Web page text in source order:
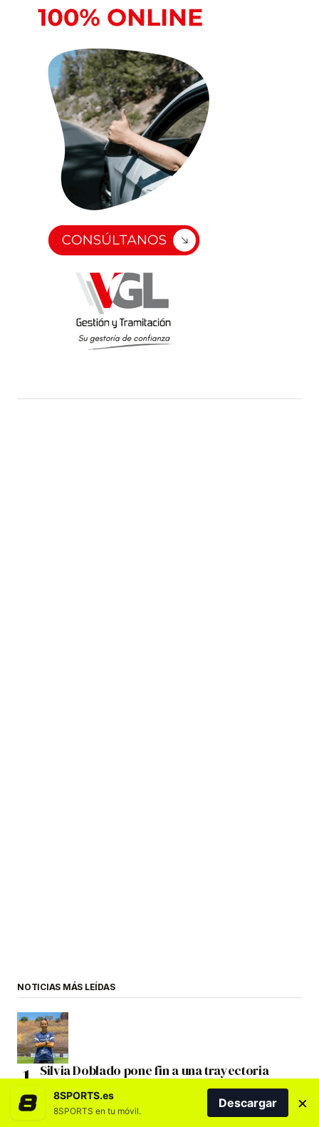
NOTICIAS MÁS LEÍDAS
Silvia Doblado pone fin a una trayectoria
ligada al Costa Adeje Tenerife Egatesa
8SPORTS.es
8SPORTS en tu móvil.
Descargar ×